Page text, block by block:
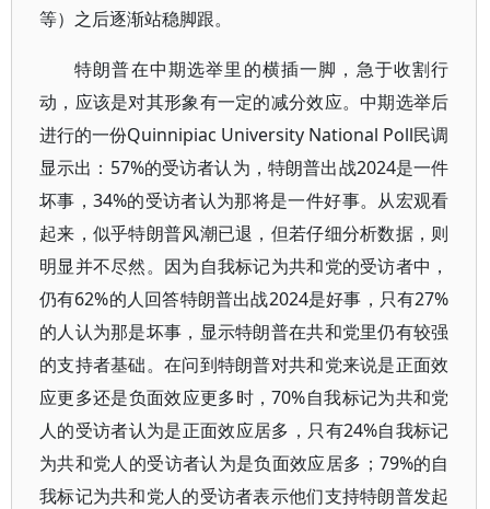
等）之后逐渐站稳脚跟。
特朗普在中期选举里的横插一脚，急于收割行
动，应该是对其形象有一定的减分效应。中期选举后
进行的一份Quinnipiac University National Poll民调
显示出：57%的受访者认为，特朗普出战2024是一件
坏事，34%的受访者认为那将是一件好事。从宏观看
起来，似乎特朗普风潮已退，但若仔细分析数据，则
明显并不尽然。因为自我标记为共和党的受访者中，
仍有62%的人回答特朗普出战2024是好事，只有27%
的人认为那是坏事，显示特朗普在共和党里仍有较强
的支持者基础。在问到特朗普对共和党来说是正面效
应更多还是负面效应更多时，70%自我标记为共和党
人的受访者认为是正面效应居多，只有24%自我标记
为共和党人的受访者认为是负面效应居多；79%的自
我标记为共和党人的受访者表示他们支持特朗普发起